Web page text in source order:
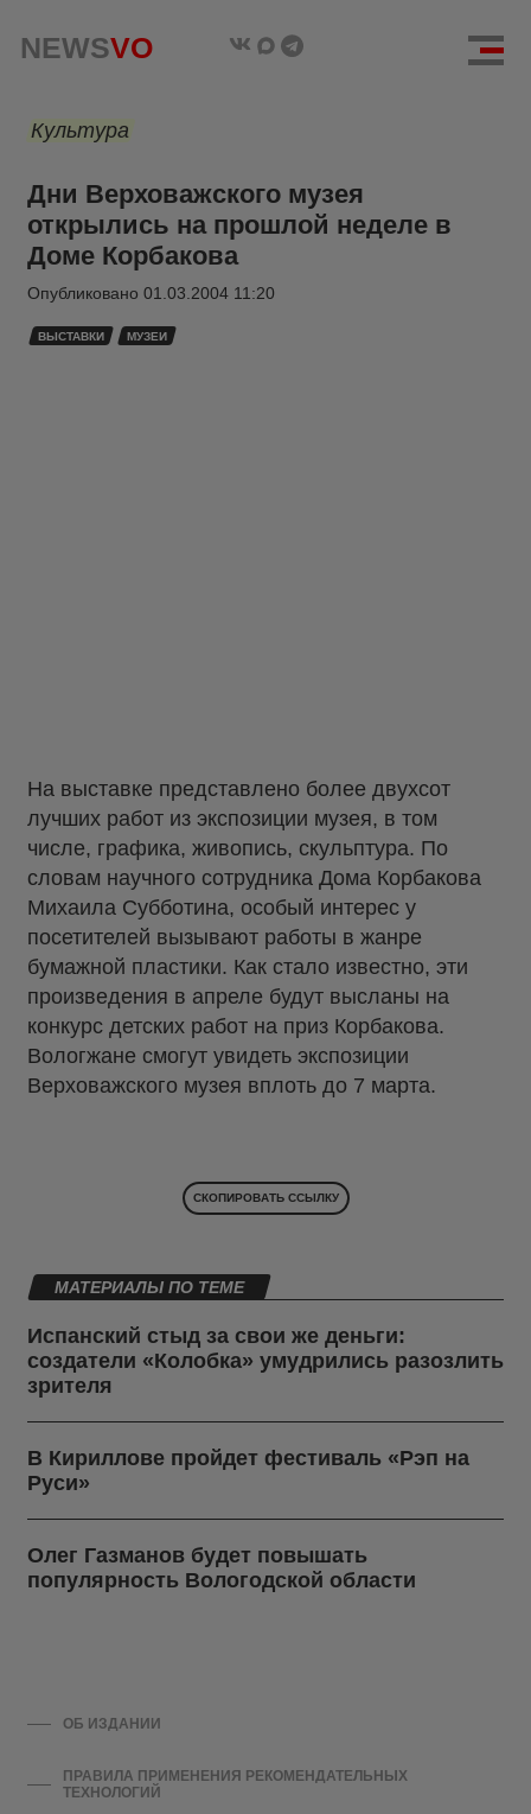
NEWSVO
Культура
Дни Верховажского музея
открылись на прошлой неделе в
Доме Корбакова
Опубликовано 01.03.2004 11:20
ВЫСТАВКИ МУЗЕИ
На выставке представлено более двухсот
лучших работ из экспозиции музея, в том
числе, графика, живопись, скульптура. По
словам научного сотрудника Дома Корбакова
Михаила Субботина, особый интерес у
посетителей вызывают работы в жанре
бумажной пластики. Как стало известно, эти
произведения в апреле будут высланы на
конкурс детских работ на приз Корбакова.
Вологжане смогут увидеть экспозиции
Верховажского музея вплоть до 7 марта.
СКОПИРОВАТЬ ССЫЛКУ
МАТЕРИАЛЫ ПО ТЕМЕ
Испанский стыд за свои же деньги:
создатели «Колобка» умудрились разозлить
зрителя
В Кириллове пройдет фестиваль «Рэп на
Руси»
Олег Газманов будет повышать
популярность Вологодской области
ОБ ИЗДАНИИ
ПРАВИЛА ПРИМЕНЕНИЯ РЕКОМЕНДАТЕЛЬНЫХ
ТЕХНОЛОГИЙ